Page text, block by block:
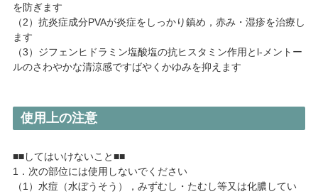
を防ぎます
（2）抗炎症成分PVAが炎症をしっかり鎮め，赤み・湿疹を治療し
ます
（3）ジフェンヒドラミン塩酸塩の抗ヒスタミン作用とl-メントー
ルのさわやかな清涼感ですばやくかゆみを抑えます
使用上の注意
■■してはいけないこと■■
1．次の部位には使用しないでください
（1）水痘（水ぼうそう），みずむし・たむし等又は化膿してい